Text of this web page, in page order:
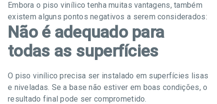
Embora o piso vinílico tenha muitas vantagens, também
existem alguns pontos negativos a serem considerados:
Não é adequado para
todas as superfícies
O piso vinílico precisa ser instalado em superfícies lisas
e niveladas. Se a base não estiver em boas condições, o
resultado final pode ser comprometido.